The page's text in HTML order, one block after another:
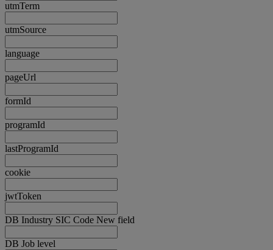
utmTerm
utmSource
language
pageUrl
formId
programId
lastProgramId
cookie
jwtToken
DB Industry SIC Code New field
DB Job level